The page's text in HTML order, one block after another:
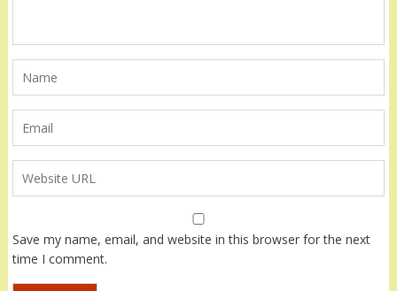
Save my name, email, and website in this browser for the next
time I comment.